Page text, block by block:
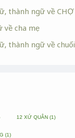
thành ngữ về CHỢ
về cha mẹ
thành ngữ về chuối
12 XỨ QUÂN (1)
(1)